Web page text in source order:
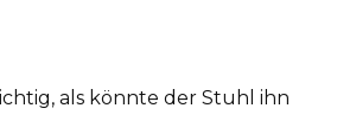
als könnte der Stuhl ihn